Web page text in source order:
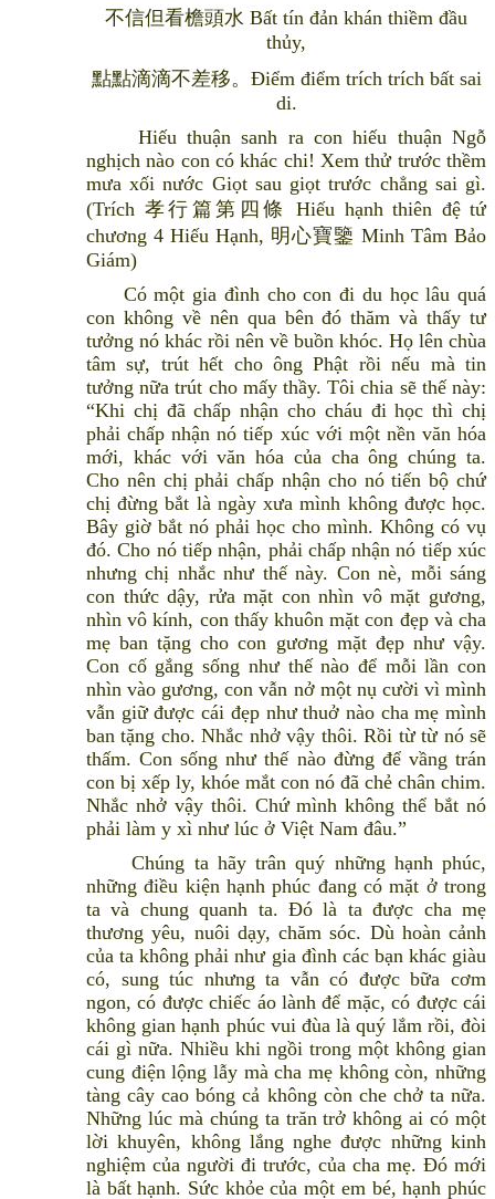
不信但看檐頭水 Bất tín đản khán thiềm đầu
thủy,
點點滴滴不差移。Điểm điểm trích trích bất sai
di.
Hiếu thuận sanh ra con hiếu thuận Ngỗ
nghịch nào con có khác chi! Xem thử trước thềm
mưa xối nước Giọt sau giọt trước chẳng sai gì.
(Trích 孝行篇第四條 Hiếu hạnh thiên đệ tứ
chương 4 Hiếu Hạnh, 明心寶鑒 Minh Tâm Bảo
Giám)
Có một gia đình cho con đi du học lâu quá
con không về nên qua bên đó thăm và thấy tư
tưởng nó khác rồi nên về buồn khóc. Họ lên chùa
tâm sự, trút hết cho ông Phật rồi nếu mà tin
tưởng nữa trút cho mấy thầy. Tôi chia sẽ thế này:
“Khi chị đã chấp nhận cho cháu đi học thì chị
phải chấp nhận nó tiếp xúc với một nền văn hóa
mới, khác với văn hóa của cha ông chúng ta.
Cho nên chị phải chấp nhận cho nó tiến bộ chứ
chị đừng bắt là ngày xưa mình không được học.
Bây giờ bắt nó phải học cho mình. Không có vụ
đó. Cho nó tiếp nhận, phải chấp nhận nó tiếp xúc
nhưng chị nhắc như thế này. Con nè, mỗi sáng
con thức dậy, rửa mặt con nhìn vô mặt gương,
nhìn vô kính, con thấy khuôn mặt con đẹp và cha
mẹ ban tặng cho con gương mặt đẹp như vậy.
Con cố gắng sống như thế nào để mỗi lần con
nhìn vào gương, con vẫn nở một nụ cười vì mình
vẫn giữ được cái đẹp như thuở nào cha mẹ mình
ban tặng cho. Nhắc nhở vậy thôi. Rồi từ từ nó sẽ
thấm. Con sống như thế nào đừng để vầng trán
con bị xếp ly, khóe mắt con nó đã chẻ chân chim.
Nhắc nhở vậy thôi. Chứ mình không thể bắt nó
phải làm y xì như lúc ở Việt Nam đâu.”
Chúng ta hãy trân quý những hạnh phúc,
những điều kiện hạnh phúc đang có mặt ở trong
ta và chung quanh ta. Đó là ta được cha mẹ
thương yêu, nuôi dạy, chăm sóc. Dù hoàn cảnh
của ta không phải như gia đình các bạn khác giàu
có, sung túc nhưng ta vẫn có được bữa cơm
ngon, có được chiếc áo lành để mặc, có được cái
không gian hạnh phúc vui đùa là quý lắm rồi, đòi
cái gì nữa. Nhiều khi ngồi trong một không gian
cung điện lộng lẫy mà cha mẹ không còn, những
tàng cây cao bóng cả không còn che chở ta nữa.
Những lúc mà chúng ta trăn trở không ai có một
lời khuyên, không lắng nghe được những kinh
nghiệm của người đi trước, của cha mẹ. Đó mới
là bất hạnh. Sức khỏe của một em bé, hạnh phúc